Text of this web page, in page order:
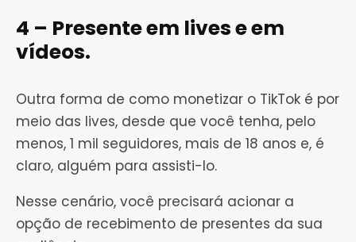
4 – Presente em lives e em
vídeos.
Outra forma de como monetizar o TikTok é por
meio das lives, desde que você tenha, pelo
menos, 1 mil seguidores, mais de 18 anos e, é
claro, alguém para assisti-lo.
Nesse cenário, você precisará acionar a
opção de recebimento de presentes da sua